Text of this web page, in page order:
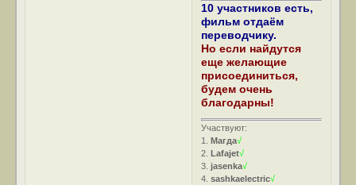
10 участников есть,
фильм отдаём
переводчику.
Но если найдутся
еще желающие
присоединиться,
будем очень
благодарны!
Участвуют:
1.Магда√
2.Lafajet√
3.jasenka√
4.sashkaelectric√